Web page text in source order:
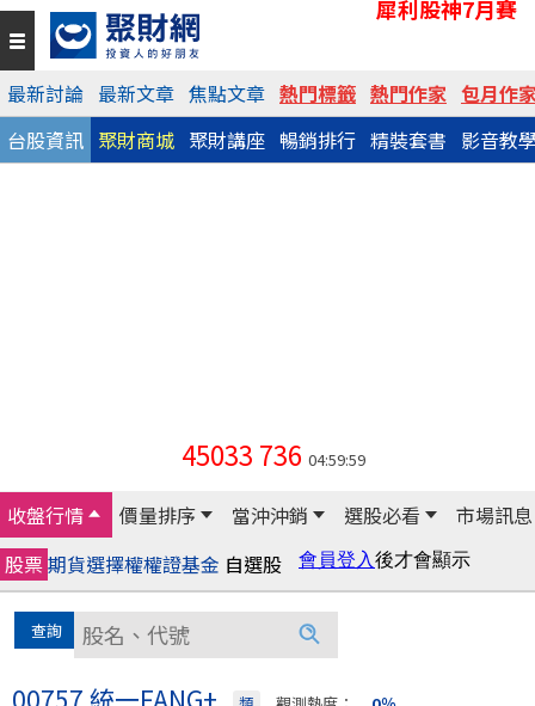
犀利股神7月賽
最新討論 最新文章 焦點文章 熱門標籤 熱門作家 包月作
台股資訊 聚財商城 聚財講座 暢銷排行 精裝套書 影音教
45033 736 04:59:59
收盤行情 價量排序 當沖沖銷 選股必看
市場訊息
股票期貨選擇權權證基金 自選股